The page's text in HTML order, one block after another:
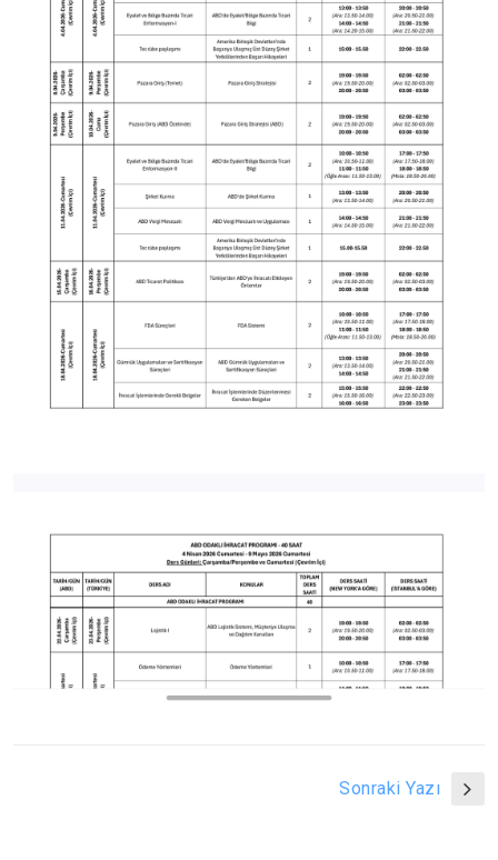
Sonraki Yazı